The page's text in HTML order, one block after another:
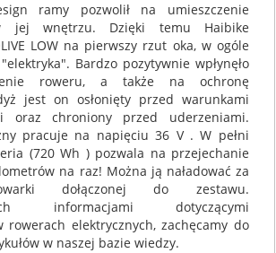
ramy pozwolił na umieszczenie
jej wnętrzu. Dzięki temu Haibike
LOW na pierwszy rzut oka, w ogóle
Bardzo pozytywnie wpłynęło
roweru, a także na ochronę
jest on osłonięty przed warunkami
oraz chroniony przed uderzeniami.
pracuje na napięciu 36 V . W pełni
(720 Wh ) pozwala na przejechanie
na raz! Można ją naładować za
dołączonej do zestawu.
informacjami dotyczącymi
rowerach elektrycznych, zachęcamy do
w naszej bazie wiedzy.